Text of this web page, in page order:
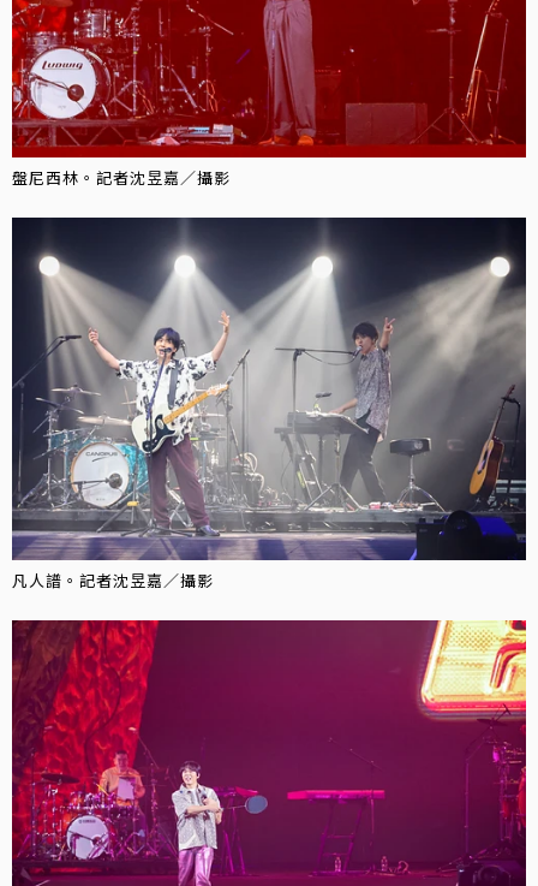
盤尼西林。記者沈昱嘉／攝影
凡人譜。記者沈昱嘉／攝影